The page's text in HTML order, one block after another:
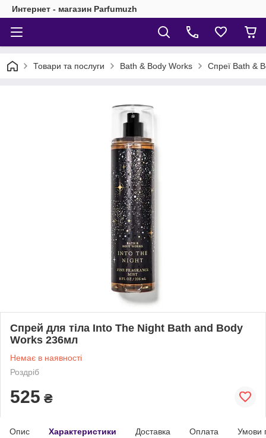
Интернет - магазин Parfumuzh
Товари та послуги Bath & Body Works Спреї Bath &
Спрей для тіла Into The Night Bath and Body
Works 236мл
Немає в наявності
Роздріб
525 ₴
Опис Характеристики Доставка Оплата Умови